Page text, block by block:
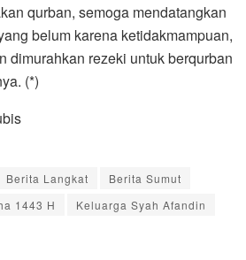
qurban, semoga mendatangkan
belum karena ketidakmampuan,
dimurahkan rezeki untuk berqurban
(*)
Berita Langkat
Berita Sumut
1443 H
Keluarga Syah Afandin